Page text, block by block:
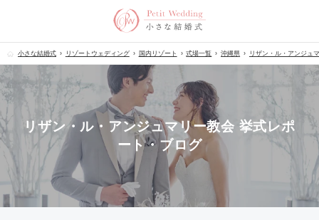
小さな結婚式 リゾートウェディング 国内リゾート 式場一覧 沖縄県 リザン・ル・アンジュ
リザン・ル・アンジュマリー教会 挙式レポ
ート・ブログ